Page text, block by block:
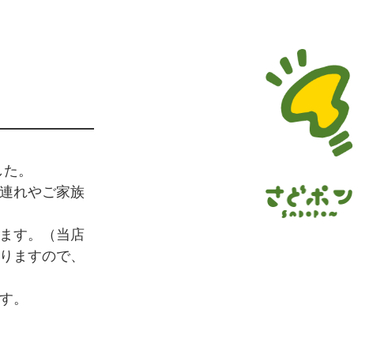
。
れやご家族
す。（当店
ますので、
。